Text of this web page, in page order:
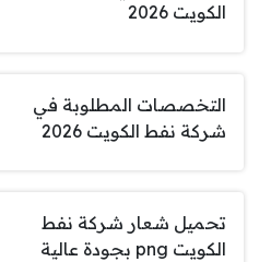
الكويت 2026
التخصصات المطلوبة في
شركة نفط الكويت 2026
تحميل شعار شركة نفط
الكويت png بجودة عالية